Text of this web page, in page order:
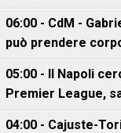
06:00 - CdM -
può prendere
05:00 - Il Napoli
Premier League,
04:00 - Cajuste-